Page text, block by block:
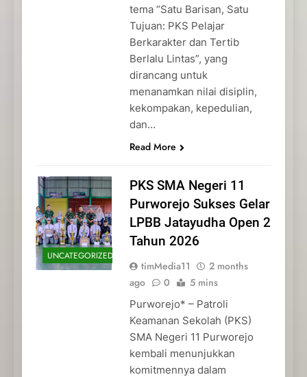
tema “Satu Barisan, Satu
Tujuan: PKS Pelajar
Berkarakter dan Tertib
Berlalu Lintas”, yang
dirancang untuk
menanamkan nilai disiplin,
kekompakan, kepedulian,
dan…
Read More
UNCATEGORIZED
PKS SMA Negeri 11
Purworejo Sukses Gelar
LPBB Jatayudha Open 2
Tahun 2026
timMedia11
2 months
ago
0 5 mins
Purworejo* – Patroli
Keamanan Sekolah (PKS)
SMA Negeri 11 Purworejo
kembali menunjukkan
komitmennya dalam